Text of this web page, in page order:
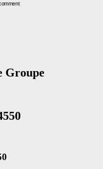
Groupe